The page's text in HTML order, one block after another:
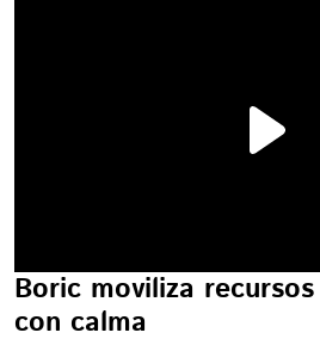
Boric moviliza
con calma